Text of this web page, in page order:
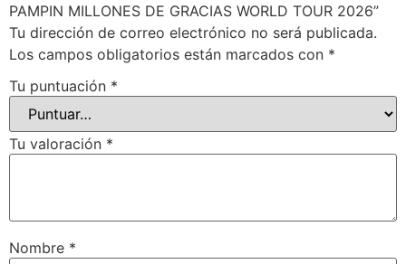
PAMPIN MILLONES DE GRACIAS WORLD TOUR 2026”
Tu dirección de correo electrónico no será publicada.
Los campos obligatorios están marcados con *
Tu puntuación *
Tu valoración *
Nombre *